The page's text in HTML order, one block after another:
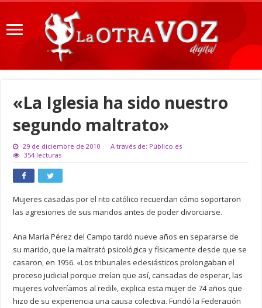
«La Iglesia ha sido nuestro
segundo maltrato»
29 de diciembre de 2010
A través de: Público.es
354 lecturas
Mujeres casadas por el rito católico recuerdan cómo soportaron
las agresiones de sus maridos antes de poder divorciarse.
Ana María Pérez del Campo tardó nueve años en separarse de
su marido, que la maltrató psicológica y físicamente desde que se
casaron, en 1956. «Los tribunales eclesiásticos prolongaban el
proceso judicial porque creían que así, cansadas de esperar, las
mujeres volveríamos al redil», explica esta mujer de 74 años que
hizo de su experiencia una causa colectiva. Fundó la Federación